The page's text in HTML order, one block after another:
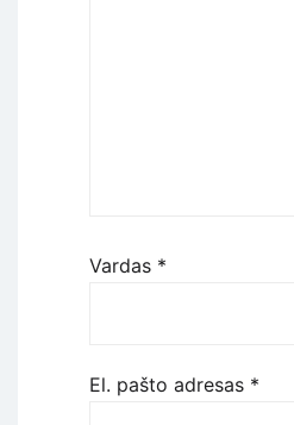
Vardas *
El. pašto adresas *